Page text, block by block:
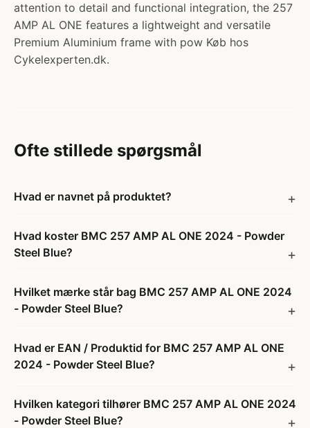
attention to detail and functional integration, the 257
AMP AL ONE features a lightweight and versatile
Premium Aluminium frame with pow Køb hos
Cykelexperten.dk.
Ofte stillede spørgsmål
Hvad er navnet på produktet?
Hvad koster BMC 257 AMP AL ONE 2024 - Powder
Steel Blue?
Hvilket mærke står bag BMC 257 AMP AL ONE 2024
- Powder Steel Blue?
Hvad er EAN / Produktid for BMC 257 AMP AL ONE
2024 - Powder Steel Blue?
Hvilken kategori tilhører BMC 257 AMP AL ONE 2024
- Powder Steel Blue?